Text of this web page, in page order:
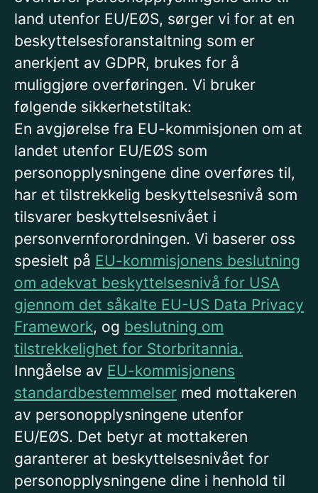
land utenfor EU/EØS, sørger vi for at en
beskyttelsesforanstaltning som er
anerkjent av GDPR, brukes for å
muliggjøre overføringen. Vi bruker
følgende sikkerhetstiltak:
En avgjørelse fra EU-kommisjonen om at
landet utenfor EU/EØS som
personopplysningene dine overføres til,
har et tilstrekkelig beskyttelsesnivå som
tilsvarer beskyttelsesnivået i
personvernforordningen. Vi baserer oss
spesielt på EU-kommisjonens beslutning
om adekvat beskyttelsesnivå for USA
gjennom det såkalte EU-US Data Privacy
Framework, og beslutning om
tilstrekkelighet for Storbritannia.
Inngåelse av EU-kommisjonens
standardbestemmelser med mottakeren
av personopplysningene utenfor
EU/EØS. Det betyr at mottakeren
garanterer at beskyttelsesnivået for
personopplysningene dine i henhold til